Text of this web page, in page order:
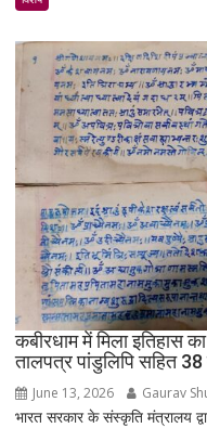
कबीरधाम में मिला इतिहास
तालपत्र पांडुलिपि सहित 38
June 13, 2026 Gaurav
भारत सरकार के संस्कृति मंत्रालय